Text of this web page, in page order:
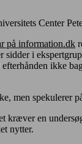
Center
på information.dk
i
ikke
spekulerer
en
nytter.